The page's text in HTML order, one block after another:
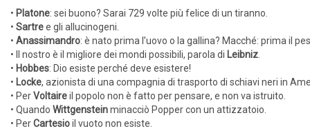
• Platone: sei buono? Sarai 729 volte più felice di un tiranno.
• Sartree gli allucinogeni.
• Anassimandro: è nato prima l’uovo o la gallina? Macché: prima il
• Il nostro è il migliore dei mondi possibili, parola di Leibniz
• Hobbes: Dio esiste perché deve esistere!
• Locke, azionista di una compagnia di trasporto di schiavi neri in
• PerVoltaireil popolo non è fatto per pensare, e non va istruito.
• Quando Wittgensteinminacciò Popper con un attizzatoio.
• PerCartesioil vuoto non esiste.